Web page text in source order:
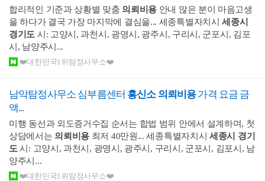
합리적인 기준과 상황별 맞춤 의뢰비용 안내 많은 분이 마음고생
을 하다가 결국 가장 마지막에 결심을... 세종특별자치시세종시
경기도 시: 고양시, 과천시, 광명시, 광주시, 구리시, 군포시, 김포
시, 남양주시...
❤️대한민국1위탐정사무소❤️
남악탐정사무소 심부름센터 흥신소 의뢰비용가격 요금 금
액...
미행 동선과 외도증거수집 순서는 합법 범위 안에서 설계하며, 첫
상담에서는 의뢰비용 최저 40만원... 세종특별자치시세종시
경기
도 시: 고양시, 과천시, 광명시, 광주시, 구리시, 군포시, 김포시, 남
양주시...
❤️대한민국1위탐정사무소❤️